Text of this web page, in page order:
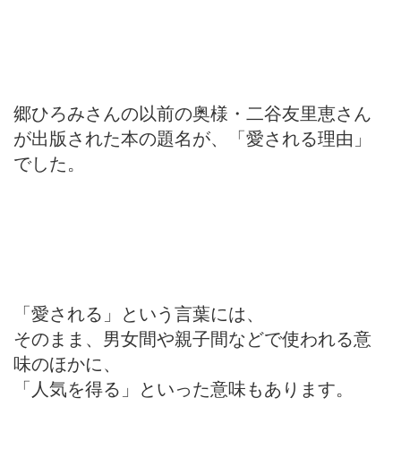
郷ひろみさんの以前の奥様・二谷友里恵さん
が出版された本の題名が、「愛される理由」
でした。
「愛される」という言葉には、
そのまま、男女間や親子間などで使われる意
味のほかに、
「人気を得る」といった意味もあります。